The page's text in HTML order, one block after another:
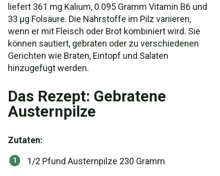
liefert 361 mg Kalium, 0.095 Gramm Vitamin B6 und
33 µg Folsäure. Die Nährstoffe im Pilz variieren,
wenn er mit Fleisch oder Brot kombiniert wird. Sie
können sautiert, gebraten oder zu verschiedenen
Gerichten wie Braten, Eintopf und Salaten
hinzugefügt werden.
Das Rezept: Gebratene
Austernpilze
Zutaten:
1/2 Pfund Austernpilze 230 Gramm